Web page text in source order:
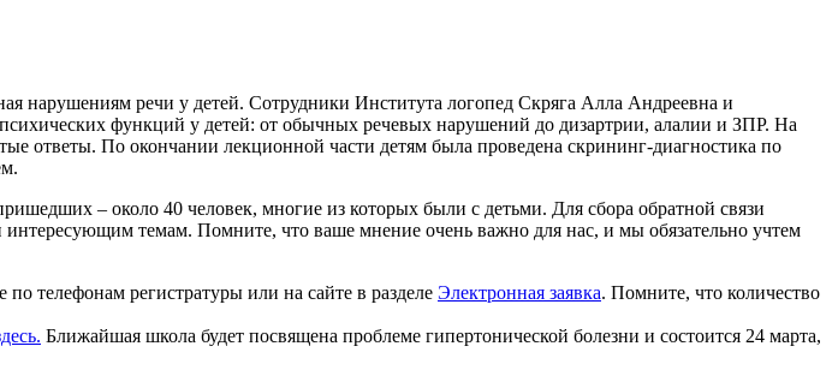
нарушениям речи у детей. Сотрудники Института логопед Скряга Алла Андреевна и
функций у детей: от обычных речевых нарушений до дизартрии, алалии и ЗПР. На
ответы. По окончании лекционной части детям была проведена скрининг-диагностика по
– около 40 человек, многие из которых были с детьми. Для сбора обратной связи
темам. Помните, что ваше мнение очень важно для нас, и мы обязательно учтем
телефонам регистратуры или на сайте в разделе Электронная заявка. Помните, что количество
Ближайшая школа будет посвящена проблеме гипертонической болезни и состоится 24 марта,